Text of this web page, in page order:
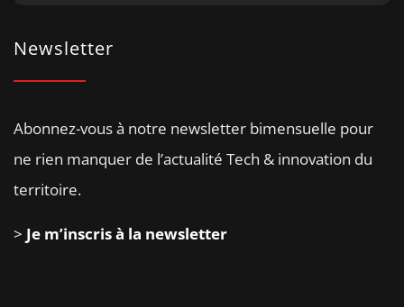
Newsletter
Abonnez-vous à notre newsletter bimensuelle pour
ne rien manquer de l’actualité Tech & innovation du
territoire.
> Je m’inscris à la newsletter